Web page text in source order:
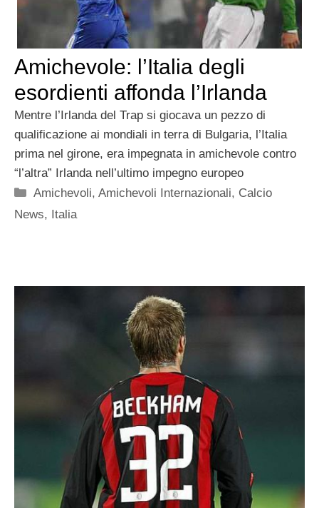
Amichevole: l’Italia degli
esordienti affonda l’Irlanda
Mentre l’Irlanda del Trap si giocava un pezzo di
qualificazione ai mondiali in terra di Bulgaria, l’Italia
prima nel girone, era impegnata in amichevole contro
“l’altra” Irlanda nell’ultimo impegno europeo
Categorie
Amichevoli,Amichevoli Internazionali, Calcio
News, Italia